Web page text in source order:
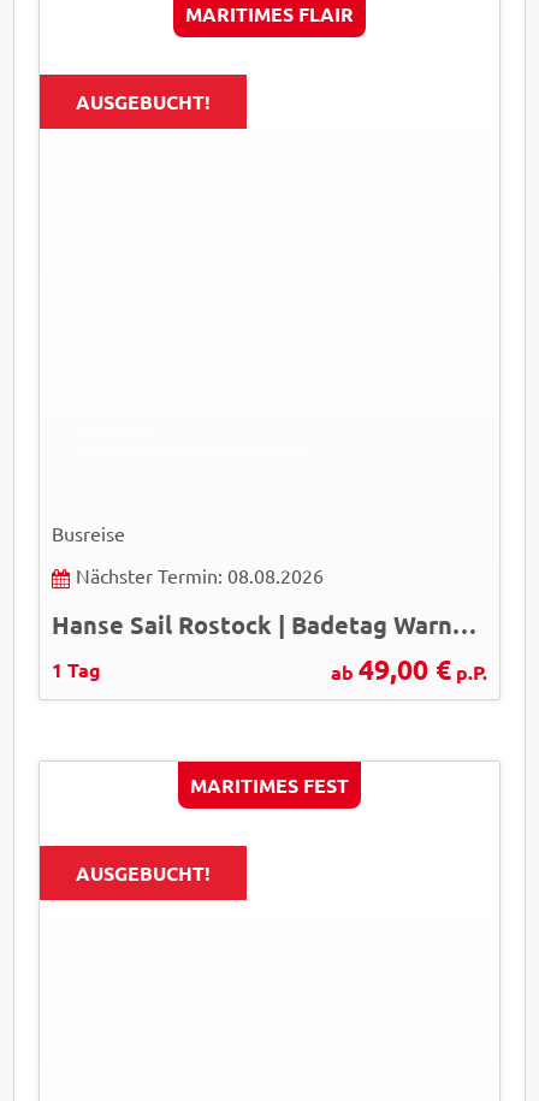
MARITIMES FLAIR
AUSGEBUCHT!
Busreise
Nächster Termin: 08.08.2026
Hanse Sail Rostock | Badetag Warnemünde -ausgebucht-
1 Tag ab 49,00 €p.P.
MARITIMES FEST
AUSGEBUCHT!